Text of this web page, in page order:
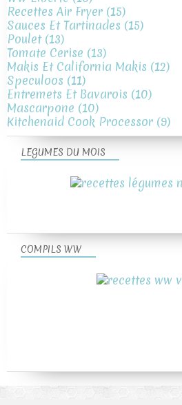
Recettes Air Fryer (15)
Sauces Et Tartinades (15)
Poulet(13)
Tomate Cerise (13)
Makis Et California Makis (12)
Speculoos (11)
Entremets Et Bavarois (10)
Mascarpone (10)
Kitchenaid Cook Processor (9)
LEGUMES DU MOIS
COMPILS WW